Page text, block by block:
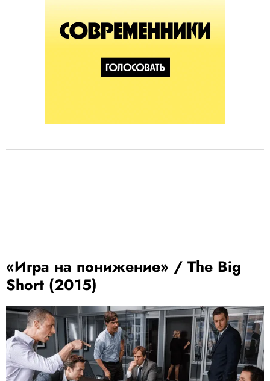
«Игра на понижение» / The Big
Short (2015)